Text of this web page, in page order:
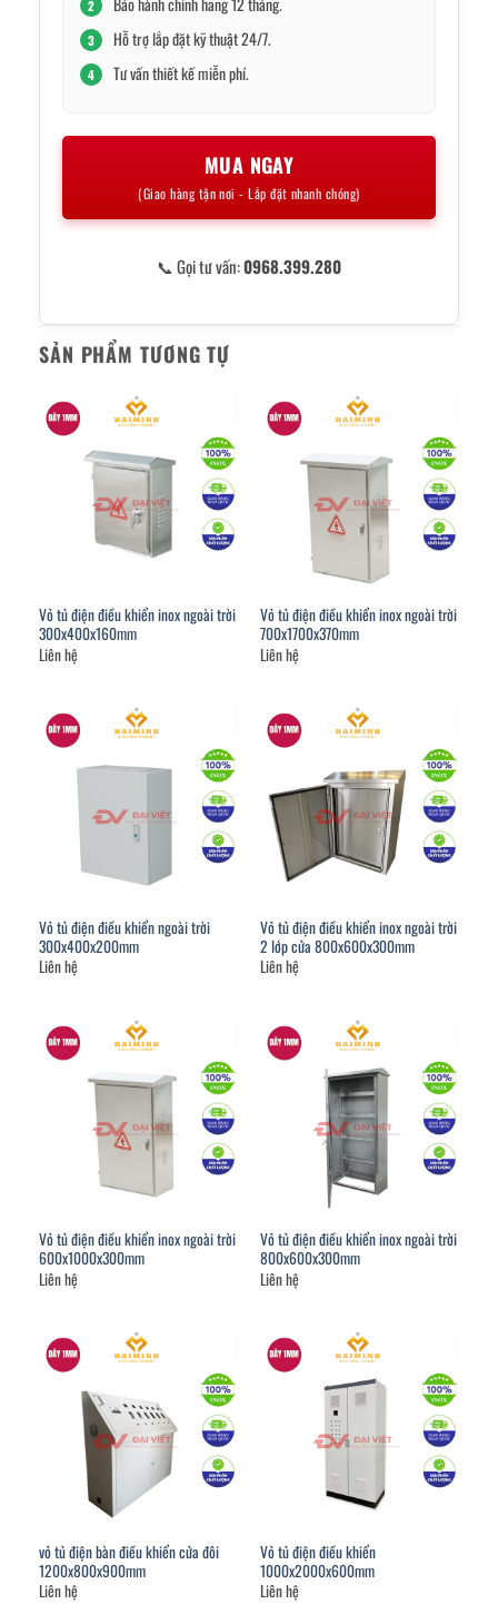
2
3 Hỗ trợ lắp đặt kỹ thuật 24/7.
4 Tư vấn thiết kế miễn phí.
MUA NGAY
(Giao hàng tận nơi - Lắp đặt nhanh chóng)
📞 Gọi tư vấn:0968.399.280
SẢN PHẨM TƯƠNG TỰ
Vỏ tủ điện điều khiển inox ngoài trời
300x400x160mm
Liên hệ
Vỏ tủ điện điều khiển inox ngoài trời
700x1700x370mm
Liên hệ
Vỏ tủ điện điều khiển ngoài trời
300x400x200mm
Liên hệ
Vỏ tủ điện điều khiển inox ngoài trời
2 lớp cửa 800x600x300mm
Liên hệ
Vỏ tủ điện điều khiển inox ngoài trời
600x1000x300mm
Liên hệ
Vỏ tủ điện điều khiển inox ngoài trời
800x600x300mm
Liên hệ
vỏ tủ điện bàn điều khiển cửa đôi
1200x800x900mm
Liên hệ
Vỏ tủ điện điều khiển
1000x2000x600mm
Liên hệ